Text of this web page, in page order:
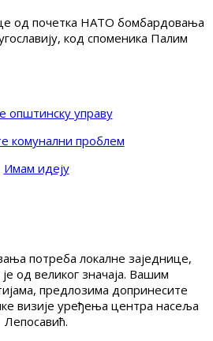
од почетка НАТО бомбардовања
код споменика Палим
општинску управу
комунални проблем
Имам идеју
потреба локалне заједнице,
од великог значаја. Вашим
предлозима допринесите
визије уређења центра насеља
Лепосавић.